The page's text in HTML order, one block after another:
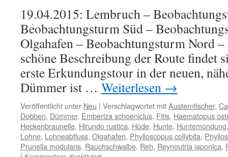
19.04.2015: Lembruch –
Beobachtungsturm Süd –
Olgahafen – Beobachtungsturm Nord
schöne Beschreibung der Route findet
erste Erkundungstour in der neuen,
Dümmer ist … Weiterlesen →
Veröffentlicht unter Neu | Verschlagwortet mitAusternfischer,
Dobben, Dümmer, Emberiza schoeniclus, Fitis, Haematopus
Heckenbraunelle, Hirundo rustica, Hüde, Hunte, Huntemündung
Lohne, Lohneabfluss, Olgahafen, Phylloscopus collybita,
Prunella modularis, Rauchschwalbe, Reh, Reynoutria japonica,